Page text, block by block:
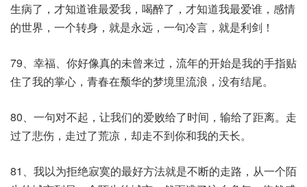
生病了，才知道谁最爱我，喝醉了，才知道我最爱谁，感情
的世界，一个转身，就是永远，一句冷言，就是利剑！
79、幸福、你好像真的未曾来过，流年的开始是我的手指贴
住了我的掌心，青春在颓华的梦境里流浪，没有结尾。
80、一句对不起，让我们的爱败给了时间，输给了距离。走
过了悲伤，走过了荒凉，却走不到你和我的天长。
81、我以为拒绝寂寞的最好方法就是不断的走路，从一个陌